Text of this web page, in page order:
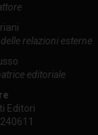
relazioni esterne
editoriale
Editori